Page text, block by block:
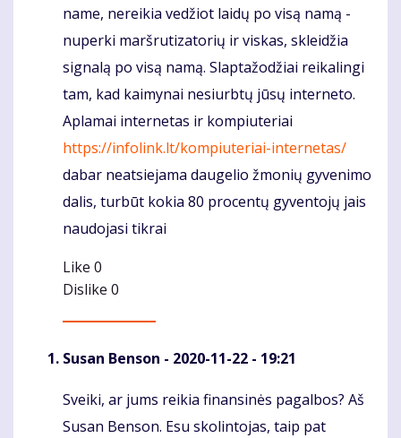
name, nereikia vedžiot laidų po visą namą -
nuperki maršrutizatorių ir viskas, skleidžia
signalą po visą namą. Slaptažodžiai reikalingi
tam, kad kaimynai nesiurbtų jūsų interneto.
Aplamai internetas ir kompiuteriai
https://infolink.lt/kompiuteriai-internetas/
dabar neatsiejama daugelio žmonių gyvenimo
dalis, turbūt kokia 80 procentų gyventojų jais
naudojasi tikrai
Like 0
Dislike 0
Susan Benson - 2020-11-22 - 19:21
Komentaras
Sveiki, ar jums reikia finansinės pagalbos? Aš
Susan Benson. Esu skolintojas, taip pat